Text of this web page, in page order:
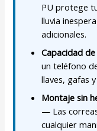
PU protege
lluvia
adicionales.
Capacidad
un teléfono
llaves, gafas
Montaje sin
— Las
cualquier